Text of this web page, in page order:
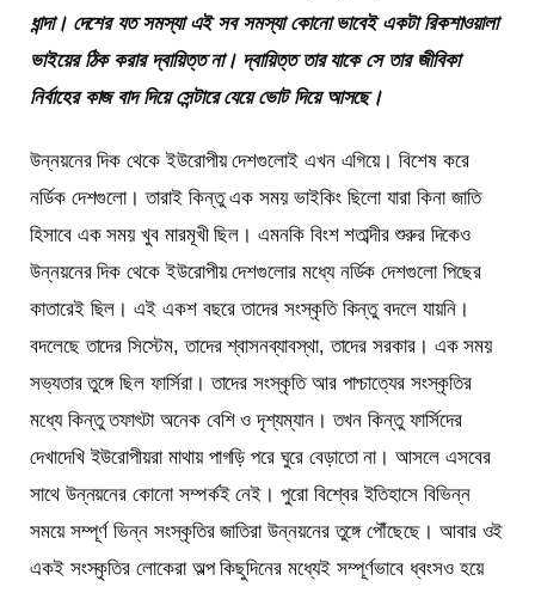
ধান্দা। দেশের যত সমস্যা এই সব সমস্যা কোনো ভাবেই একটা রিকশাওয়ালা
ভাইয়ের ঠিক করার দ্বায়িত্ত না। দ্বায়িত্ত তার যাকে সে তার জীবিকা
নির্বাহের কাজ বাদ দিয়ে সেন্টারে যেয়ে ভোট দিয়ে আসছে।
উন্নয়নের দিক থেকে ইউরোপীয় দেশগুলোই এখন এগিয়ে। বিশেষ করে
নর্ডিক দেশগুলো। তারাই কিন্তু এক সময় ভাইকিং ছিলো যারা কিনা জাতি
হিসাবে এক সময় খুব মারমূখী ছিল। এমনকি বিংশ শতাব্দীর শুরুর দিকেও
উন্নয়নের দিক থেকে ইউরোপীয় দেশগুলোর মধ্যে নর্ডিক দেশগুলো পিছের
কাতারেই ছিল। এই একশ বছরে তাদের সংস্কৃতি কিন্তু বদলে যায়নি।
বদলেছে তাদের সিস্টেম, তাদের শ্বাসনব্যাবস্থা, তাদের সরকার। এক সময়
সভ্যতার তুঙ্গে ছিল ফার্সিরা। তাদের সংস্কৃতি আর পাশ্চাত্যের সংস্কৃতির
মধ্যে কিন্তু তফাৎটা অনেক বেশি ও দৃশ্যম্যান। তখন কিন্তু ফার্সিদের
দেখাদেখি ইউরোপীয়রা মাথায় পাগড়ি পরে ঘুরে বেড়াতো না। আসলে এসবের
সাথে উন্নয়নের কোনো সম্পর্কই নেই। পুরো বিশ্বের ইতিহাসে বিভিন্ন
সময়ে সম্পূর্ণ ভিন্ন সংস্কৃতির জাতিরা উন্নয়নের তুঙ্গে পৌঁছেছে। আবার ওই
একই সংস্কৃতির লোকেরা অল্প কিছুদিনের মধ্যেই সম্পূর্ণভাবে ধ্বংসও হয়ে